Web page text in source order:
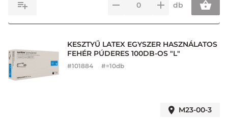
db
KESZTYŰ LATEX EGYSZER HASZNÁLATOS
FEHÉR PÚDERES 100DB-OS "L"
#101884 #=10db
M23-00-3